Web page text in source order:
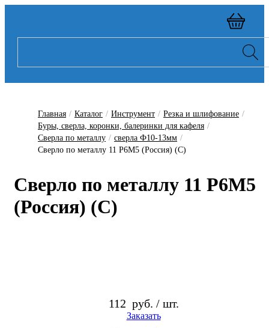
Главная / Каталог / Инструмент / Резка и шлифование /
Буры, сверла, коронки, балеринки для кафеля /
Сверла по металлу / сверла Ф10-13мм /
Сверло по металлу 11 Р6М5 (Россия) (С)
Сверло по металлу 11 Р6М5
(Россия) (С)
112 руб. / шт.
Заказать